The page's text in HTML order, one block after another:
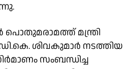
മന്ത്രി
ശിവകുമാർ നടത്തിയ
സംബന്ധിച്ച